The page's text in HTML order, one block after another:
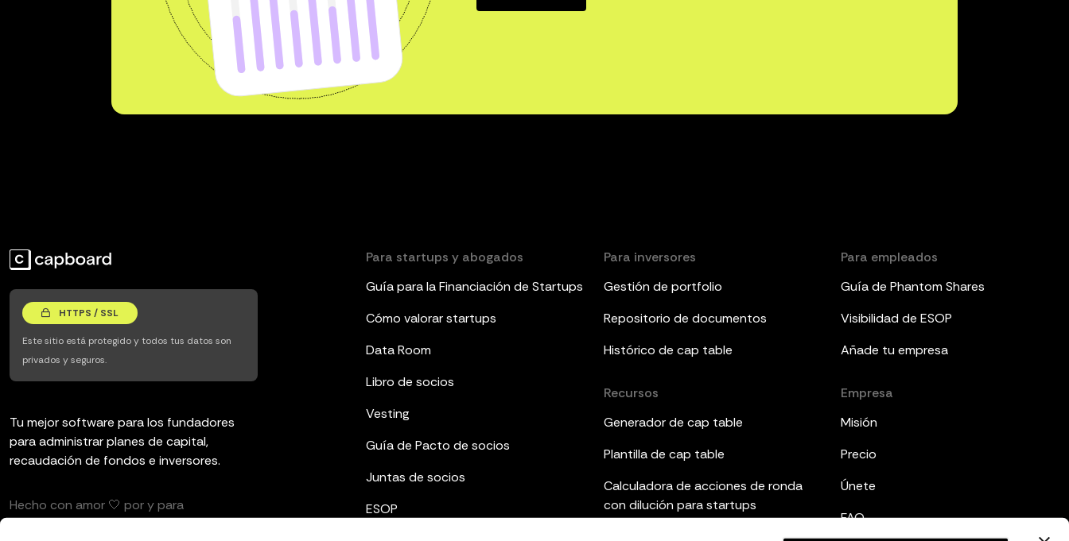
HTTPS / SSL
Este sitio está protegido y todos tus datos son
privados y seguros.
Tu mejor software para los fundadores
para administrar planes de capital,
recaudación de fondos e inversores.
Hecho con amor 🤍 por y para
Para startups y abogados
Guía para la Financiación de Startups
Cómo valorar startups
Data Room
Libro de socios
Vesting
Guía de Pacto de socios
Juntas de socios
ESOP
Para inversores
Gestión de portfolio
Repositorio de documentos
Histórico de cap table
Recursos
Generador de cap table
Plantilla de cap table
Calculadora de acciones de ronda
con dilución para startups
Plantillas de informes a inversores
Para empleados
Guía de Phantom Shares
Visibilidad de ESOP
Añade tu empresa
Empresa
Misión
Precio
Únete
FAQ